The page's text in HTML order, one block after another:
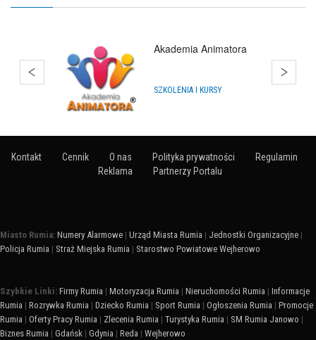
Hurtownia Balonów
HURTOWNIE
Kontakt Cennik O nas Polityka prywatności
Regulamin
Reklama
Partnerzy Portalu
Miasto Rumia: Numery Alarmowe | Urząd Miasta Rumia | Jednostki Organizacyjne |
Policja Rumia | Straż Miejska Rumia | Starostwo Powiatowe Wejherowo
Szybkie Linki: Firmy Rumia | Motoryzacja Rumia | Nieruchomości Rumia | Informacje
Rumia | Rozrywka Rumia | Dziecko Rumia | Sport Rumia | Ogłoszenia Rumia | Promocje
Rumia | Oferty Pracy Rumia | Zlecenia Rumia | Turystyka Rumia | SM Rumia Janowo |
Biznes Rumia | Gdańsk | Gdynia | Reda | Wejherowo